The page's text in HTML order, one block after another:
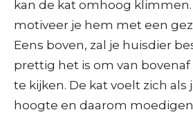
kan de kat omhoog
motiveer je hem met een
Eens boven, zal je huisdier
prettig het is om van
te kijken. De kat voelt zich als
hoogte en daarom